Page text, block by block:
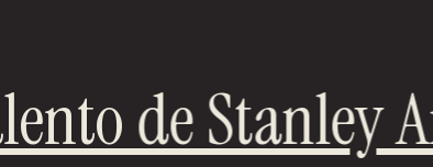
de Stanley